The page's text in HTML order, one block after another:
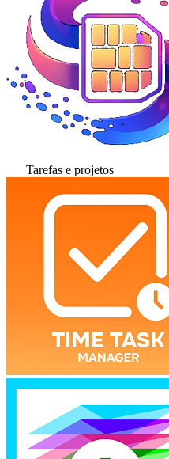
Tarefas e projetos